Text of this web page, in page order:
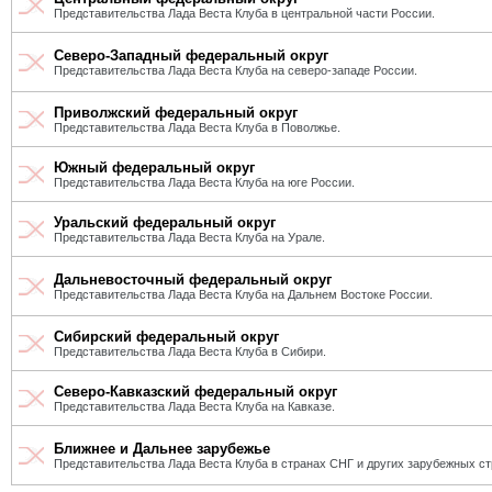
Представительства Лада Веста Клуба в центральной части России.
Северо-Западный федеральный округ
Представительства Лада Веста Клуба на северо-западе России.
Приволжский федеральный округ
Представительства Лада Веста Клуба в Поволжье.
Южный федеральный округ
Представительства Лада Веста Клуба на юге России.
Уральский федеральный округ
Представительства Лада Веста Клуба на Урале.
Дальневосточный федеральный округ
Представительства Лада Веста Клуба на Дальнем Востоке России.
Сибирский федеральный округ
Представительства Лада Веста Клуба в Сибири.
Северо-Кавказский федеральный округ
Представительства Лада Веста Клуба на Кавказе.
Ближнее и Дальнее зарубежье
Представительства Лада Веста Клуба в странах СНГ и других зарубежных